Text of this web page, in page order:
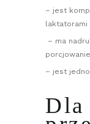
– jest
laktatorami
– ma
– jest
Dla